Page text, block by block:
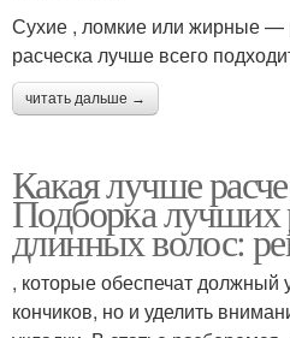
Сухие , ломкие или жирные —
расческа лучше всего
читать дальше →
Какая лучше
Подборка лучших
длинных волос:
, которые обеспечат должный
кончиков, но и уделить